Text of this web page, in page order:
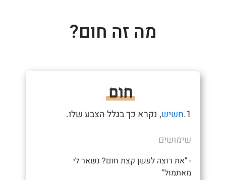
מה זה חום?
חום
1. חשיש, נקרא כך בגלל הצבע שלו.
שימושים
- "את רוצה לעשן קצת חום? נשאר לי
מאתמול"